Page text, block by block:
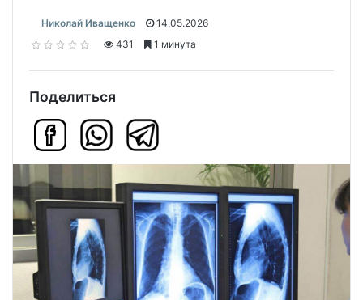
Николай Иващенко
14.05.2026
431
1 минута
Поделиться